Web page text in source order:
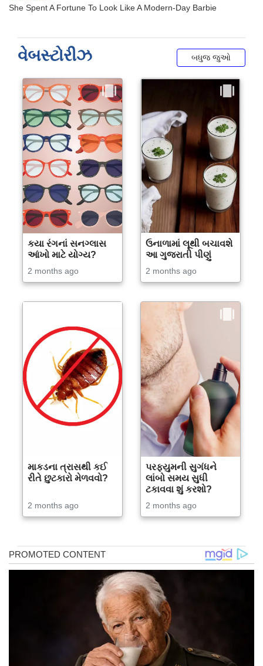
વેબસ્ટોરીઝ બધુજ જુઓ
કયા રંગનાં સનગ્લાસ
આંખો માટે યોગ્ય?
2 months ago
ઉનાળામાં લૂથી બચાવશે
આ ગુજરાતી પીણું
2 months ago
માકડના ત્રાસથી કઈ
રીતે છુટકારો મેળવવો?
2 months ago
પરફ્યુમની સુગંધને
લાંબો સમય સુધી
ટકાવવા શું કરશો?
2 months ago